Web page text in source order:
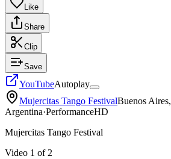
Like
Share
Clip
Save
YouTubeAutoplay
Mujercitas Tango FestivalBuenos Aires,
Argentina·PerformanceHD
Mujercitas Tango Festival
Video 1 of 2